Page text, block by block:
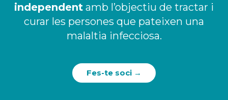
independent amb l’objectiu de tractar i
curar les persones que pateixen una
malaltia infecciosa.
Fes-te soci →